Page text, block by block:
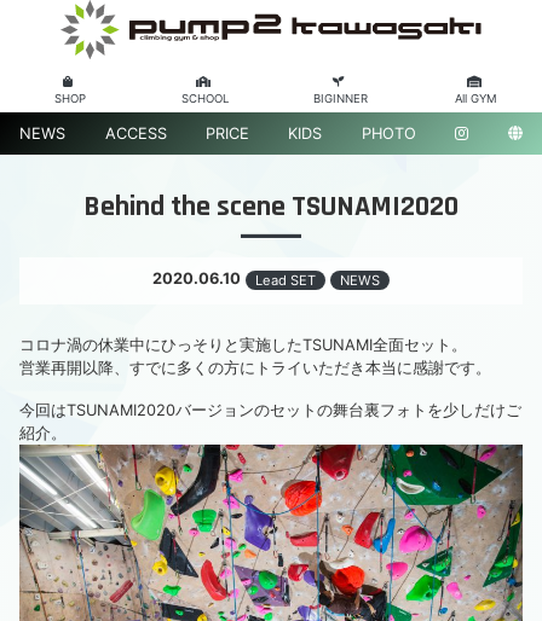
SHOP SCHOOL BIGINNER All GYM
NEWS ACCESS PRICE KIDS PHOTO
Behind the scene TSUNAMI2020
2020.06.10 Lead SET NEWS
コロナ渦の休業中にひっそりと実施したTSUNAMI全面セット。
営業再開以降、すでに多くの方にトライいただき本当に感謝です。
今回はTSUNAMI2020バージョンのセットの舞台裏フォトを少しだけご
紹介。